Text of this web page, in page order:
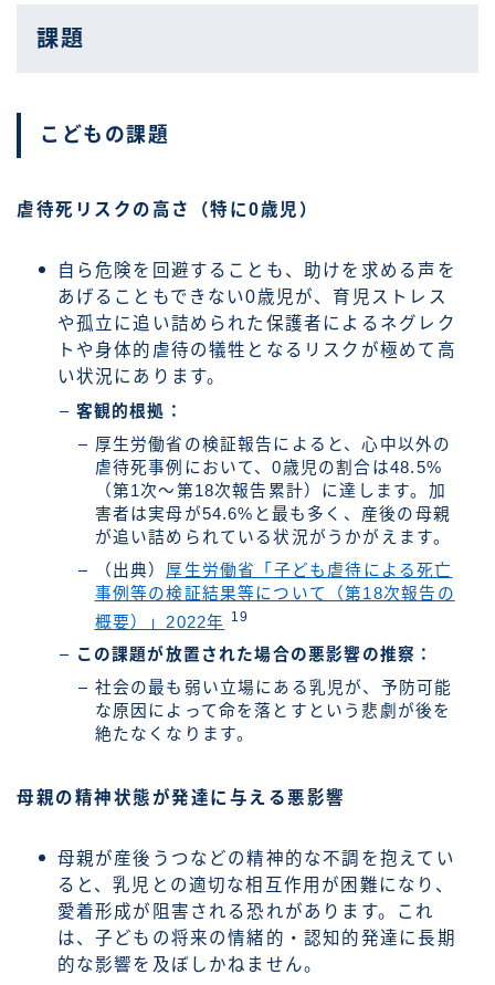
課題
こどもの課題
虐待死リスクの高さ（特に0歳児）
自ら危険を回避することも、助けを求める声を
あげることもできない0歳児が、育児ストレス
や孤立に追い詰められた保護者によるネグレク
トや身体的虐待の犠牲となるリスクが極めて高
い状況にあります。
客観的根拠：
厚生労働省の検証報告によると、心中以外の
虐待死事例において、0歳児の割合は48.5%
（第1次～第18次報告累計）に達します。加
害者は実母が54.6%と最も多く、産後の母親
が追い詰められている状況がうかがえます。
（出典） 厚生労働省「子ども虐待による死亡
事例等の検証結果等について（第18次報告の
概要）」2022年
19
この課題が放置された場合の悪影響の推察：
社会の最も弱い立場にある乳児が、予防可能
な原因によって命を落とすという悲劇が後を
絶たなくなります。
母親の精神状態が発達に与える悪影響
母親が産後うつなどの精神的な不調を抱えてい
ると、乳児との適切な相互作用が困難になり、
愛着形成が阻害される恐れがあります。これ
は、子どもの将来の情緒的・認知的発達に長期
的な影響を及ぼしかねません。